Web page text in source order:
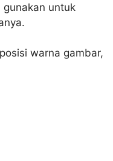
untuk
warna gambar,